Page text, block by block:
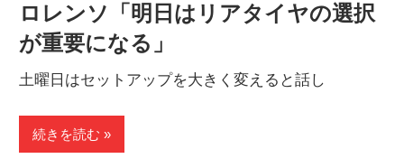
ロレンソ「明日はリアタイヤの選択
が重要になる」
土曜日はセットアップを大きく変えると話し
続きを読む